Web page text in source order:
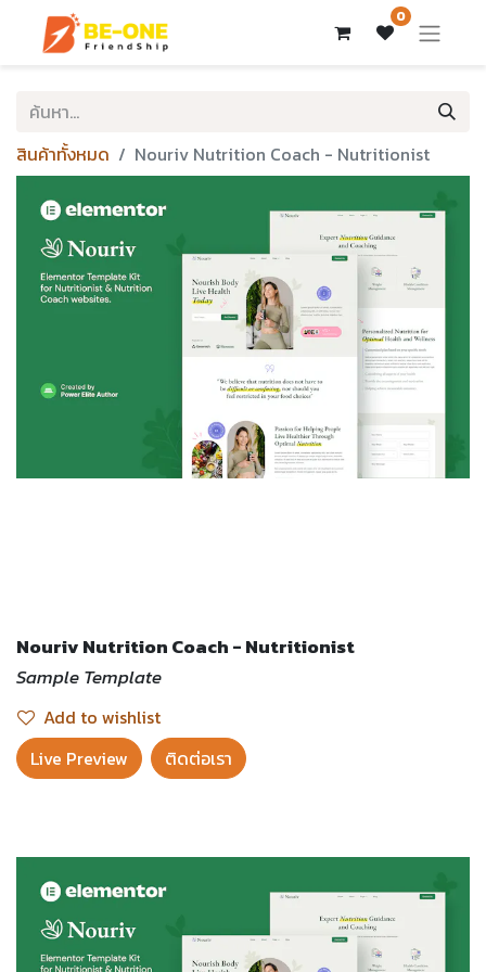
0
สินค้าทั้งหมด Nouriv Nutrition Coach - Nutritionist
Nouriv Nutrition Coach - Nutritionist
Sample Template
Add to wishlist
Live Preview​
ติดต่อเรา